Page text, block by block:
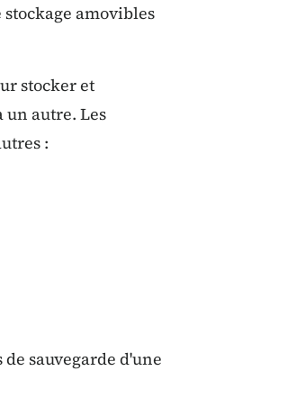
amovibles
stocker et
autre. Les
:
sauvegarde d'une